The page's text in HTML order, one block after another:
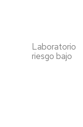
Laboratorio
riesgo bajo